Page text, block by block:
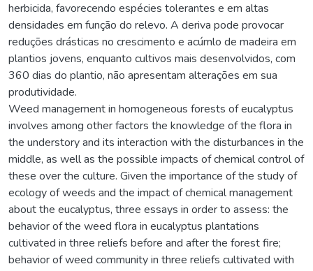
herbicida, favorecendo espécies tolerantes e em altas
densidades em função do relevo. A deriva pode provocar
reduções drásticas no crescimento e acúmlo de madeira em
plantios jovens, enquanto cultivos mais desenvolvidos, com
360 dias do plantio, não apresentam alterações em sua
produtividade.
Weed management in homogeneous forests of eucalyptus
involves among other factors the knowledge of the flora in
the understory and its interaction with the disturbances in the
middle, as well as the possible impacts of chemical control of
these over the culture. Given the importance of the study of
ecology of weeds and the impact of chemical management
about the eucalyptus, three essays in order to assess: the
behavior of the weed flora in eucalyptus plantations
cultivated in three reliefs before and after the forest fire;
behavior of weed community in three reliefs cultivated with